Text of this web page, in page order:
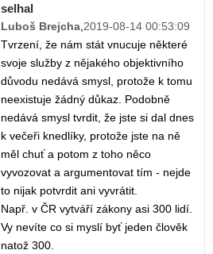
selhal
Luboš Brejcha 2019-08-14 00:53:09
Tvrzení, že nám stát vnucuje některé
svoje služby z nějakého objektivního
důvodu nedává smysl, protože k tomu
neexistuje žádný důkaz. Podobně
nedává smysl tvrdit, že jste si dal dnes
k večeři knedlíky, protože jste na ně
měl chuť a potom z toho něco
vyvozovat a argumentovat tím - nejde
to nijak potvrdit ani vyvrátit.
Např. v ČR vytváří zákony asi 300 lidí.
Vy nevíte co si myslí byť jeden člověk
natož 300.